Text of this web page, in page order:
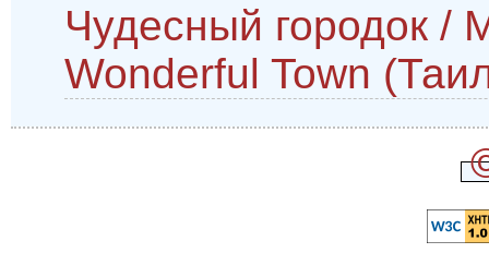
Чудесный городок /
Wonderful Town